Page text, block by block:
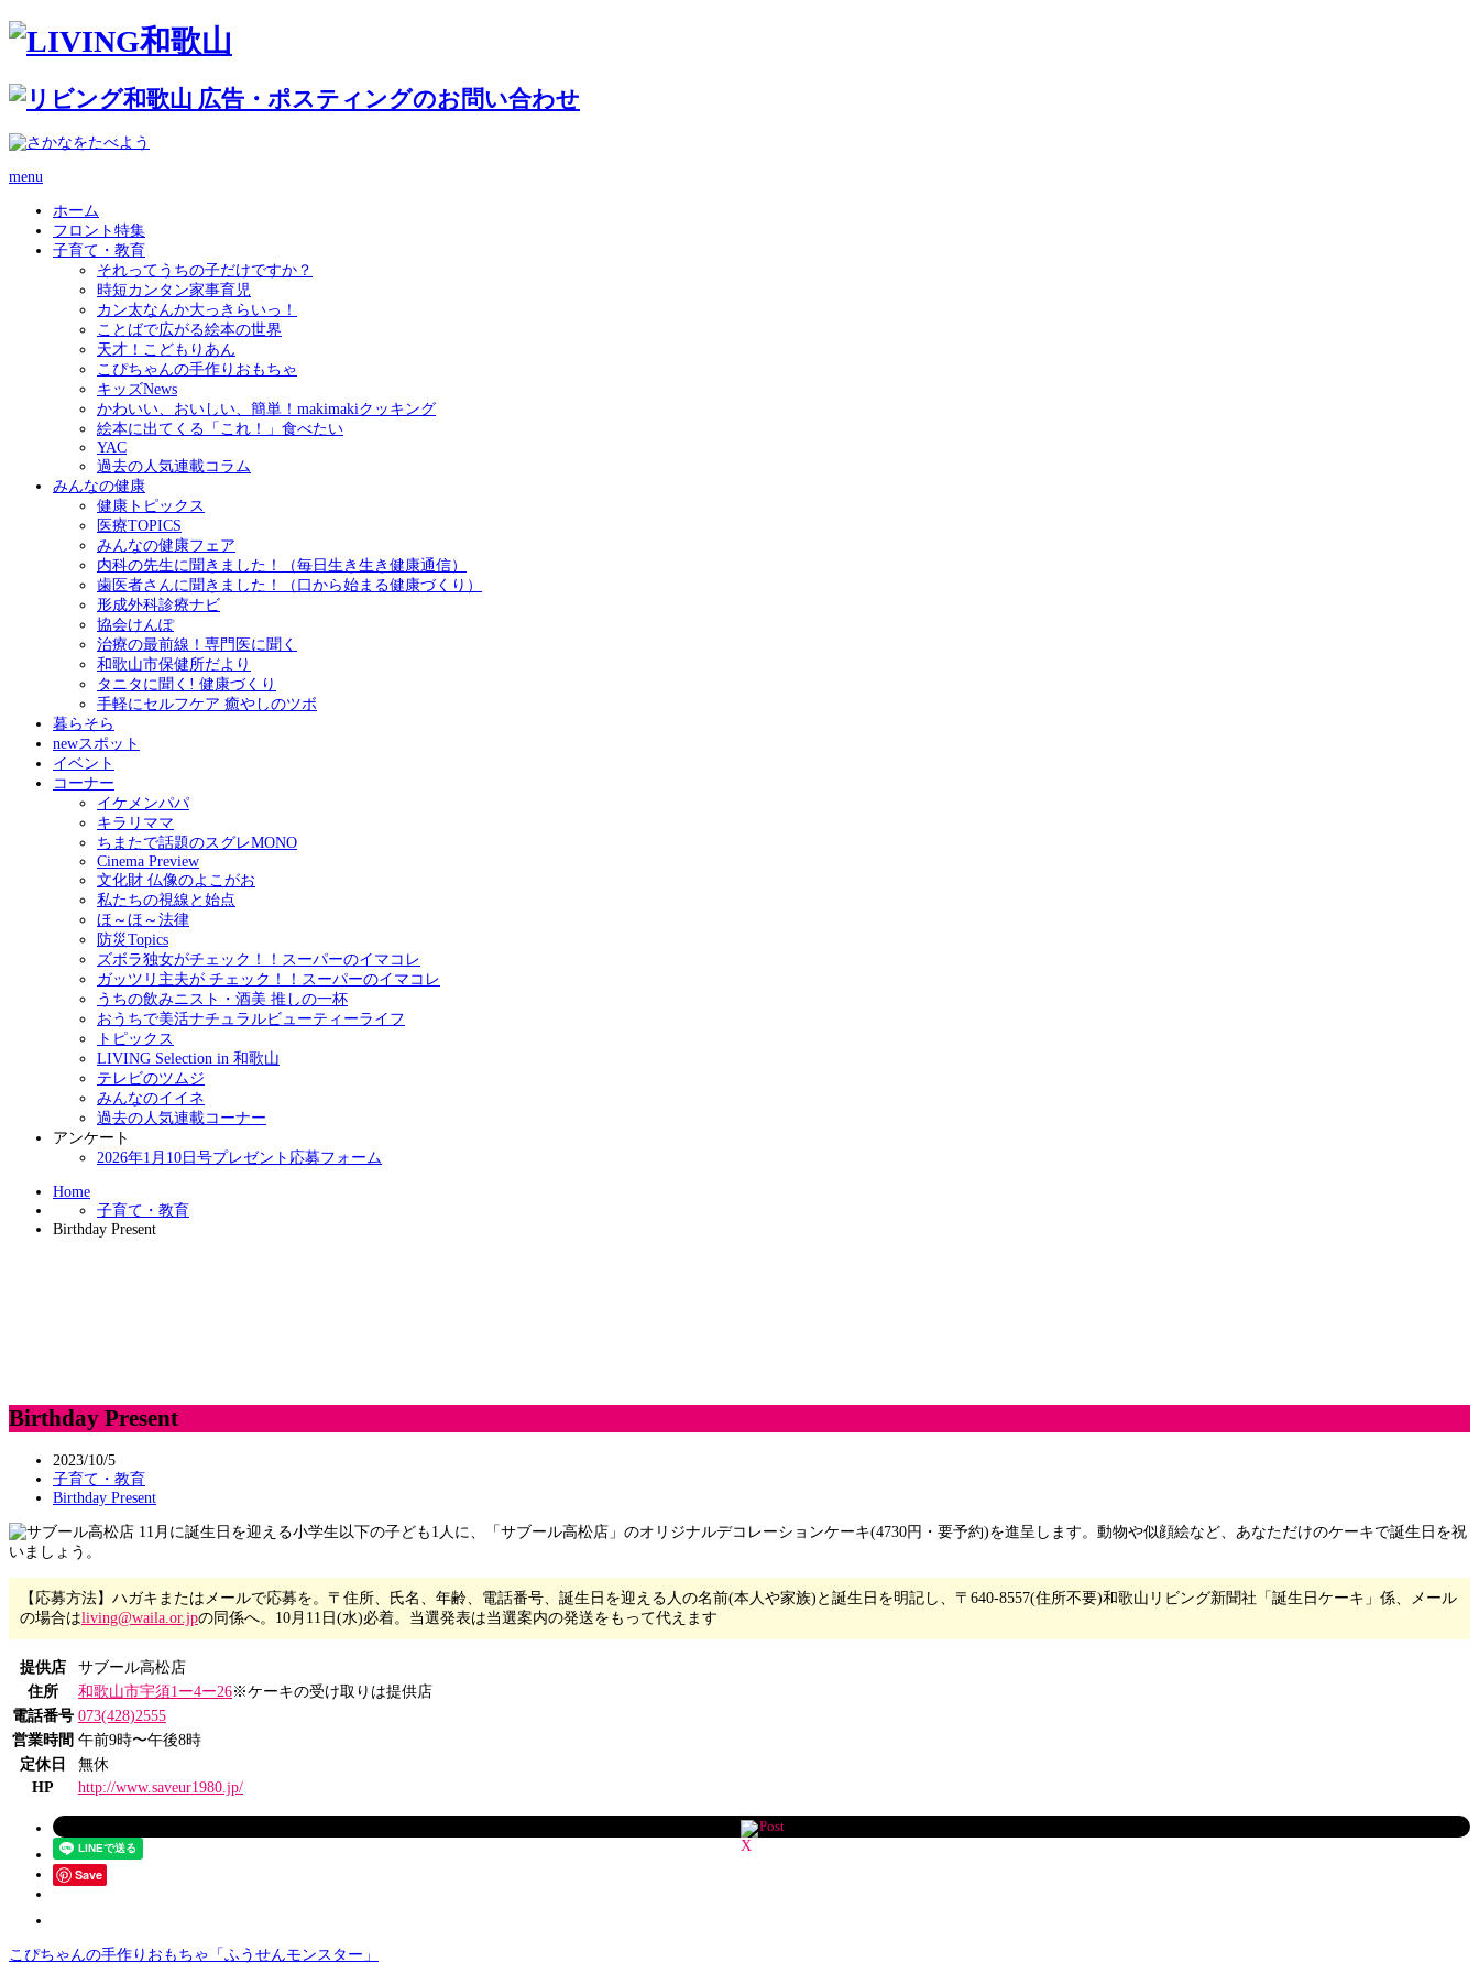
menu
ホーム
フロント特集
子育て・教育
それってうちの子だけですか？
時短カンタン家事育児
カン太なんか大っきらいっ！
ことばで広がる絵本の世界
天才！こどもりあん
こぴちゃんの手作りおもちゃ
キッズNews
かわいい、おいしい、簡単！makimakiクッキング
絵本に出てくる「これ！」食べたい
YAC
過去の人気連載コラム
みんなの健康
健康トピックス
医療TOPICS
みんなの健康フェア
内科の先生に聞きました！（毎日生き生き健康通信）
歯医者さんに聞きました！（口から始まる健康づくり）
形成外科診療ナビ
協会けんぽ
治療の最前線！専門医に聞く
和歌山市保健所だより
タニタに聞く! 健康づくり
手軽にセルフケア 癒やしのツボ
暮らそら
newスポット
イベント
コーナー
イケメンパパ
キラリママ
ちまたで話題のスグレMONO
Cinema Preview
文化財 仏像のよこがお
私たちの視線と始点
ほ～ほ～法律
防災Topics
ズボラ独女がチェック！！スーパーのイマコレ
ガッツリ主夫が チェック！！スーパーのイマコレ
うちの飲みニスト・酒美 推しの一杯
おうちで美活ナチュラルビューティーライフ
トピックス
LIVING Selection in 和歌山
テレビのツムジ
みんなのイイネ
過去の人気連載コーナー
アンケート
2026年1月10日号プレゼント応募フォーム
Home
子育て・教育
Birthday Present
Birthday Present
2023/10/5
子育て・教育
Birthday Present
11月に誕生日を迎える小学生以下の子ども1人に、「サブール高松店」のオリジナルデコレーションケーキ(4730円・要予約)を進呈します。動物や似顔絵など、あなただけのケーキで誕生日を祝
いましょう。
【応募方法】ハガキまたはメールで応募を。〒住所、氏名、年齢、電話番号、誕生日を迎える人の名前(本人や家族)と誕生日を明記し、〒640-8557(住所不要)和歌山リビング新聞社「誕生日ケーキ」係、メール
の場合はliving@waila.or.jpの同係へ。10月11日(水)必着。当選発表は当選案内の発送をもって代えます
提供店
サブール高松店
住所
和歌山市宇須1ー4ー26※ケーキの受け取りは提供店
電話番号 073(428)2555
営業時間 午前9時〜午後8時
定休日
無休
HP
http://www.saveur1980.jp/
Post
Save
こぴちゃんの手作りおもちゃ「ふうせんモンスター」